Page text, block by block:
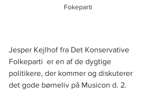
Fokeparti
Jesper Kejlhof fra Det Konservative
Folkeparti  er en af de dygtige
politikere, der kommer og diskuterer
det gode børneliv på Musicon d. 2.